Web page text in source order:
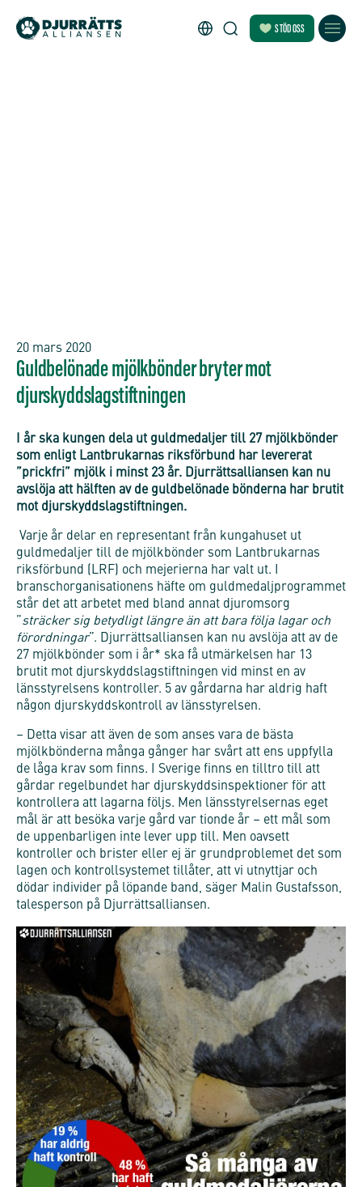
STÖD OSS
20 mars 2020
Guldbelönade mjölkbönder bryter mot
djurskyddslagstiftningen
I år ska kungen dela ut guldmedaljer till 27 mjölkbönder
som enligt Lantbrukarnas riksförbund har levererat
”prickfri” mjölk i minst 23 år. Djurrättsalliansen kan nu
avslöja att hälften av de guldbelönade bönderna har brutit
mot djurskyddslagstiftningen.
Varje år delar en representant från kungahuset ut
guldmedaljer till de mjölkbönder som Lantbrukarnas
riksförbund (LRF) och mejerierna har valt ut. I
branschorganisationens häfte om guldmedaljprogrammet
står det att arbetet med bland annat djuromsorg
”sträcker sig betydligt längre än att bara följa lagar och
förordningar”. Djurrättsalliansen kan nu avslöja att av de
27 mjölkbönder som i år* ska få utmärkelsen har 13
brutit mot djurskyddslagstiftningen vid minst en av
länsstyrelsens kontroller. 5 av gårdarna har aldrig haft
någon djurskyddskontroll av länsstyrelsen.
– Detta visar att även de som anses vara de bästa
mjölkbönderna många gånger har svårt att ens uppfylla
de låga krav som finns. I Sverige finns en tilltro till att
gårdar regelbundet har djurskyddsinspektioner för att
kontrollera att lagarna följs. Men länsstyrelsernas eget
mål är att besöka varje gård var tionde år – ett mål som
de uppenbarligen inte lever upp till. Men oavsett
kontroller och brister eller ej är grundproblemet det som
lagen och kontrollsystemet tillåter, att vi utnyttjar och
dödar individer på löpande band, säger Malin Gustafsson,
talesperson på Djurrättsalliansen.